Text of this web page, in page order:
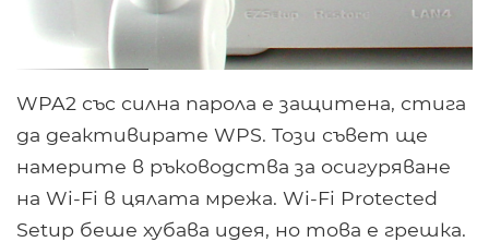
WPA2 със силна парола е защитена, стига
да деактивирате WPS. Този съвет ще
намерите в ръководства за осигуряване
на Wi-Fi в цялата мрежа. Wi-Fi Protected
Setup беше хубава идея, но това е грешка.